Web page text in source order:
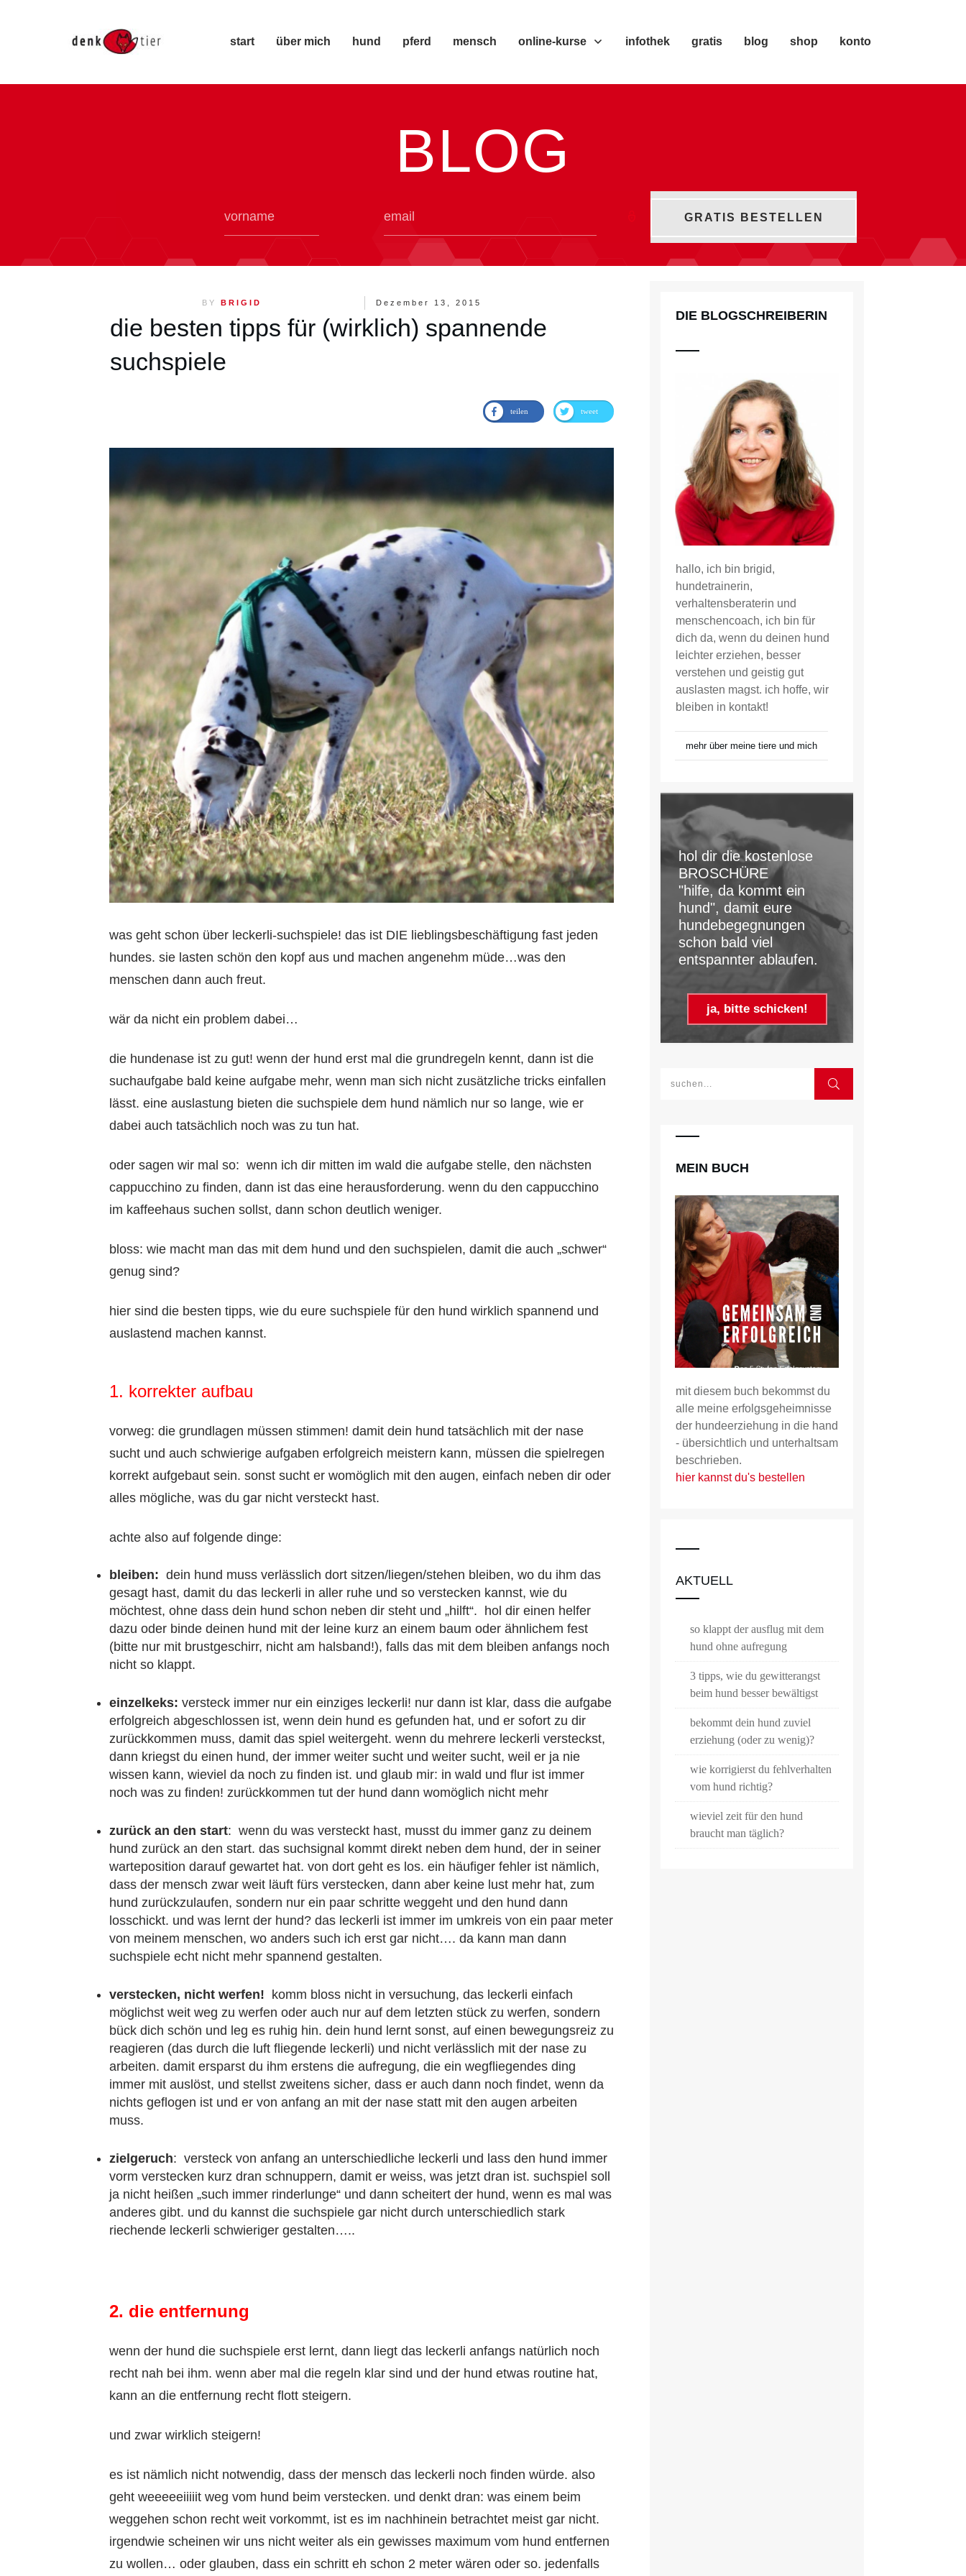
start über mich hund pferd mensch online-kurse infothek gratis blog shop konto
BLOG
GRATIS BESTELLEN
BY BRIGID Dezember 13, 2015
die besten tipps für (wirklich) spannende
suchspiele
teilen tweet
was geht schon über leckerli-suchspiele! das ist DIE lieblingsbeschäftigung fast jeden
hundes. sie lasten schön den kopf aus und machen angenehm müde…was den
menschen dann auch freut.
wär da nicht ein problem dabei…
die hundenase ist zu gut! wenn der hund erst mal die grundregeln kennt, dann ist die
suchaufgabe bald keine aufgabe mehr, wenn man sich nicht zusätzliche tricks einfallen
lässt. eine auslastung bieten die suchspiele dem hund nämlich nur so lange, wie er
dabei auch tatsächlich noch was zu tun hat.
oder sagen wir mal so: wenn ich dir mitten im wald die aufgabe stelle, den nächsten
cappucchino zu finden, dann ist das eine herausforderung. wenn du den cappucchino
im kaffeehaus suchen sollst, dann schon deutlich weniger.
bloss: wie macht man das mit dem hund und den suchspielen, damit die auch „schwer“
genug sind?
hier sind die besten tipps, wie du eure suchspiele für den hund wirklich spannend und
auslastend machen kannst.
1. korrekter aufbau
vorweg: die grundlagen müssen stimmen! damit dein hund tatsächlich mit der nase
sucht und auch schwierige aufgaben erfolgreich meistern kann, müssen die spielregen
korrekt aufgebaut sein. sonst sucht er womöglich mit den augen, einfach neben dir oder
alles mögliche, was du gar nicht versteckt hast.
achte also auf folgende dinge:
bleiben: dein hund muss verlässlich dort sitzen/liegen/stehen bleiben, wo du ihm das
gesagt hast, damit du das leckerli in aller ruhe und so verstecken kannst, wie du
möchtest, ohne dass dein hund schon neben dir steht und „hilft“. hol dir einen helfer
dazu oder binde deinen hund mit der leine kurz an einem baum oder ähnlichem fest
(bitte nur mit brustgeschirr, nicht am halsband!), falls das mit dem bleiben anfangs noch
nicht so klappt.
einzelkeks: versteck immer nur ein einziges leckerli! nur dann ist klar, dass die aufgabe
erfolgreich abgeschlossen ist, wenn dein hund es gefunden hat, und er sofort zu dir
zurückkommen muss, damit das spiel weitergeht. wenn du mehrere leckerli versteckst,
dann kriegst du einen hund, der immer weiter sucht und weiter sucht, weil er ja nie
wissen kann, wieviel da noch zu finden ist. und glaub mir: in wald und flur ist immer
noch was zu finden! zurückkommen tut der hund dann womöglich nicht mehr
zurück an den start: wenn du was versteckt hast, musst du immer ganz zu deinem
hund zurück an den start. das suchsignal kommt direkt neben dem hund, der in seiner
warteposition darauf gewartet hat. von dort geht es los. ein häufiger fehler ist nämlich,
dass der mensch zwar weit läuft fürs verstecken, dann aber keine lust mehr hat, zum
hund zurückzulaufen, sondern nur ein paar schritte weggeht und den hund dann
losschickt. und was lernt der hund? das leckerli ist immer im umkreis von ein paar meter
von meinem menschen, wo anders such ich erst gar nicht…. da kann man dann
suchspiele echt nicht mehr spannend gestalten.
verstecken, nicht werfen! komm bloss nicht in versuchung, das leckerli einfach
möglichst weit weg zu werfen oder auch nur auf dem letzten stück zu werfen, sondern
bück dich schön und leg es ruhig hin. dein hund lernt sonst, auf einen bewegungsreiz zu
reagieren (das durch die luft fliegende leckerli) und nicht verlässlich mit der nase zu
arbeiten. damit ersparst du ihm erstens die aufregung, die ein wegfliegendes ding
immer mit auslöst, und stellst zweitens sicher, dass er auch dann noch findet, wenn da
nichts geflogen ist und er von anfang an mit der nase statt mit den augen arbeiten
muss.
zielgeruch: versteck von anfang an unterschiedliche leckerli und lass den hund immer
vorm verstecken kurz dran schnuppern, damit er weiss, was jetzt dran ist. suchspiel soll
ja nicht heißen „such immer rinderlunge“ und dann scheitert der hund, wenn es mal was
anderes gibt. und du kannst die suchspiele gar nicht durch unterschiedlich stark
riechende leckerli schwieriger gestalten…..
2. die entfernung
wenn der hund die suchspiele erst lernt, dann liegt das leckerli anfangs natürlich noch
recht nah bei ihm. wenn aber mal die regeln klar sind und der hund etwas routine hat,
kann an die entfernung recht flott steigern.
und zwar wirklich steigern!
es ist nämlich nicht notwendig, dass der mensch das leckerli noch finden würde. also
geht weeeeeiiiiit weg vom hund beim verstecken. und denkt dran: was einem beim
weggehen schon recht weit vorkommt, ist es im nachhinein betrachtet meist gar nicht.
irgendwie scheinen wir uns nicht weiter als ein gewisses maximum vom hund entfernen
zu wollen… oder glauben, dass ein schritt eh schon 2 meter wären oder so. jedenfalls
DIE BLOGSCHREIBERIN
hallo, ich bin brigid,
hundetrainerin,
verhaltensberaterin und
menschencoach, ich bin für
dich da, wenn du deinen hund
leichter erziehen, besser
verstehen und geistig gut
auslasten magst. ich hoffe, wir
bleiben in kontakt!
mehr über meine tiere und mich
hol dir die kostenlose
BROSCHÜRE
"hilfe, da kommt ein
hund", damit eure
hundebegegnungen
schon bald viel
entspannter ablaufen.
ja, bitte schicken!
MEIN BUCH
mit diesem buch bekommst du
alle meine erfolgsgeheimnisse
der hundeerziehung in die hand
- übersichtlich und unterhaltsam
beschrieben.
hier kannst du's bestellen
AKTUELL
so klappt der ausflug mit dem
hund ohne aufregung
3 tipps, wie du gewitterangst
beim hund besser bewältigst
bekommt dein hund zuviel
erziehung (oder zu wenig)?
wie korrigierst du fehlverhalten
vom hund richtig?
wieviel zeit für den hund
braucht man täglich?